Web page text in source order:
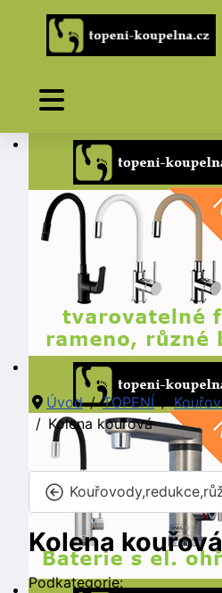
Úvod TOPENÍ
Kolena kouřová
Kolena kouřová
Podkategorie: